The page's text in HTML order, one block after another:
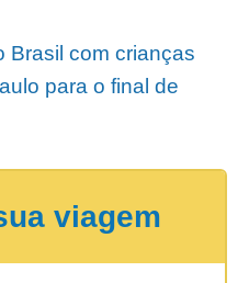
Brasil com crianças
para o final de
viagem